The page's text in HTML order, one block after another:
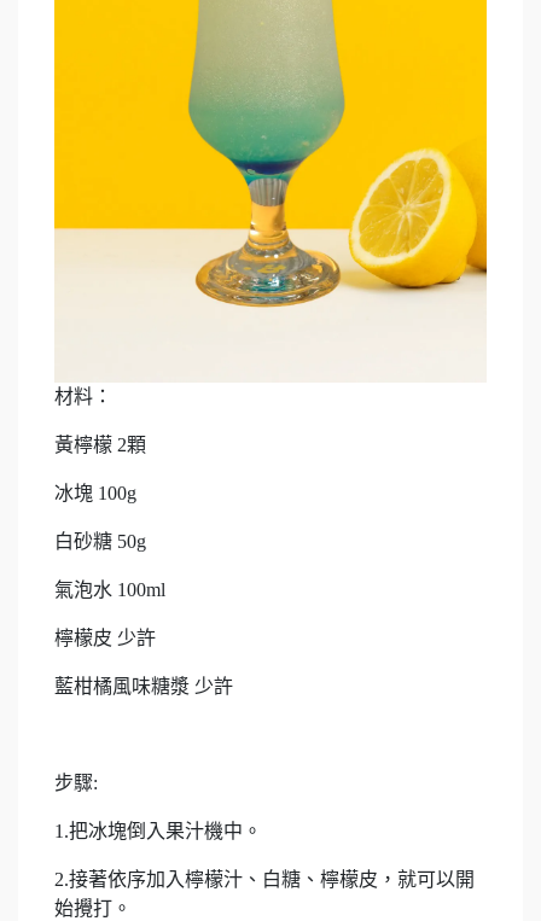
材料：
黃檸檬 2顆
冰塊 100g
白砂糖 50g
氣泡水 100ml
檸檬皮 少許
藍柑橘風味糖漿 少許
步驟:
1.把冰塊倒入果汁機中。
2.接著依序加入檸檬汁、白糖、檸檬皮，就可以開
始攪打。